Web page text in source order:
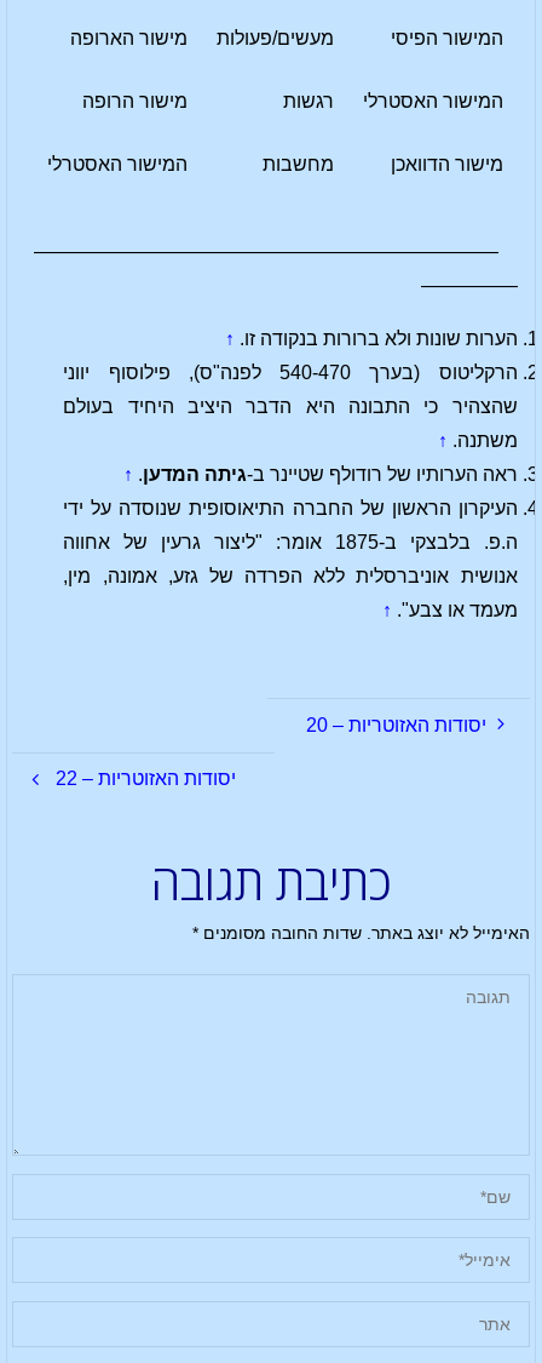
המישור הפיסי מעשים/פעולות מישור הארופה
המישור האסטרלי רגשות מישור הרופה
מישור הדוואכן מחשבות המישור האסטרלי
————————————————————————
—————
הערות שונות ולא ברורות בנקודה זו. ↑
הרקליטוס (בערך 540-470 לפנה"ס), פילוסוף יווני
שהצהיר כי התבונה היא הדבר היציב היחיד בעולם
משתנה. ↑
ראה הערותיו של רודולף שטיינר ב-גיתה המדען.
↑
העיקרון הראשון של החברה התיאוסופית שנוסדה על ידי
ה.פ. בלבצקי ב-1875 אומר: "ליצור גרעין של אחווה
אנושית אוניברסלית ללא הפרדה של גזע, אמונה, מין,
מעמד או צבע". ↑
יסודות האזוטריות – 20
יסודות האזוטריות – 22
כתיבת תגובה
האימייל לא יוצג באתר. שדות החובה מסומנים*